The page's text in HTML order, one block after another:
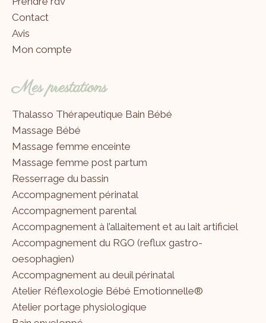
Contact
Avis
Mon compte
Mes prestations
Thalasso Thérapeutique Bain Bébé
Massage Bébé
Massage femme enceinte
Massage femme post partum
Resserrage du bassin
Accompagnement périnatal
Accompagnement parental
Accompagnement à l’allaitement et au lait artificiel
Accompagnement du RGO (reflux gastro-
oesophagien)
Accompagnement au deuil périnatal
Atelier Réflexologie Bébé Emotionnelle®
Atelier portage physiologique